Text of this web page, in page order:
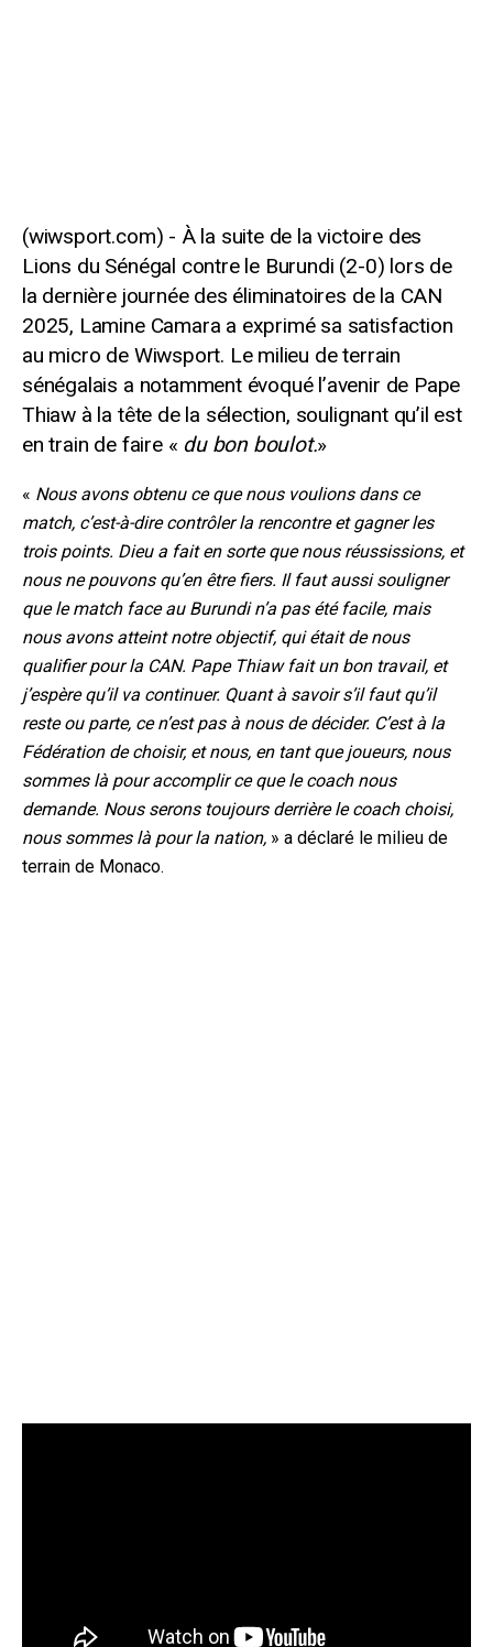
À la suite de la victoire des
Lions du Sénégal contre le Burundi (2-0) lors de
la dernière journée des éliminatoires de la CAN
2025, Lamine Camara a exprimé sa satisfaction
au micro de Wiwsport. Le milieu de terrain
sénégalais a notamment évoqué l’avenir de Pape
Thiaw à la tête de la sélection, soulignant qu’il est
en train de faire « du bon boulot.»
« Nous avons obtenu ce que nous voulions dans ce
match, c’est-à-dire contrôler la rencontre et gagner les
trois points. Dieu a fait en sorte que nous réussissions, et
nous ne pouvons qu’en être fiers. Il faut aussi souligner
que le match face au Burundi n’a pas été facile, mais
nous avons atteint notre objectif, qui était de nous
qualifier pour la CAN. Pape Thiaw fait un bon travail, et
j’espère qu’il va continuer. Quant à savoir s’il faut qu’il
reste ou parte, ce n’est pas à nous de décider. C’est à la
Fédération de choisir, et nous, en tant que joueurs, nous
sommes là pour accomplir ce que le coach nous
demande. Nous serons toujours derrière le coach choisi,
nous sommes là pour la nation, » a déclaré le milieu de
terrain de Monaco.